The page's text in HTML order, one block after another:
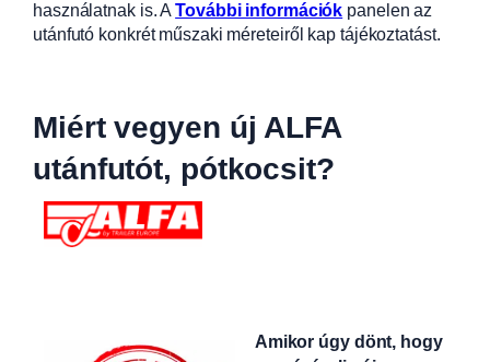
használatnak is. ATovábbi információk panelen az
utánfutó konkrét műszaki méreteiről kap tájékoztatást.
Miért vegyen új ALFA
utánfutót, pótkocsit?
Amikor úgy dönt, hogy